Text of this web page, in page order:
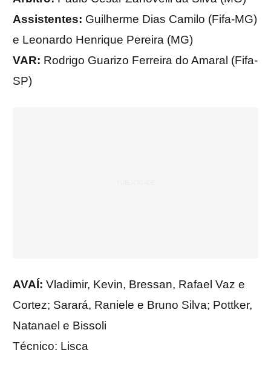
Assistentes: Guilherme Dias Camilo (Fifa-MG)
e Leonardo Henrique Pereira (MG)
VAR: Rodrigo Guarizo Ferreira do Amaral (Fifa-
SP)
AVAÍ: Vladimir, Kevin, Bressan, Rafael Vaz e
Cortez; Sarará, Raniele e Bruno Silva; Pottker,
Natanael e Bissoli
Técnico: Lisca